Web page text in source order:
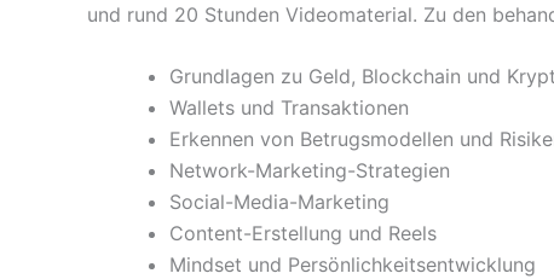
und rund 20 Stunden Videomaterial. Zu den
Grundlagen zu Geld, Blockchain und
Wallets und Transaktionen
Erkennen von Betrugsmodellen und
Network-Marketing-Strategien
Social-Media-Marketing
Content-Erstellung und Reels
Mindset und Persönlichkeitsentwicklung